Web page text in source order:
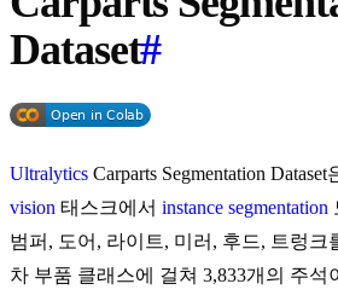
Dataset#
Ultralytics Carparts Segmentation
vision 태스크에서 instance segmentation
범퍼, 도어, 라이트, 미러, 후드, 트렁크
차 부품 클래스에 걸쳐 3,833개의 주석